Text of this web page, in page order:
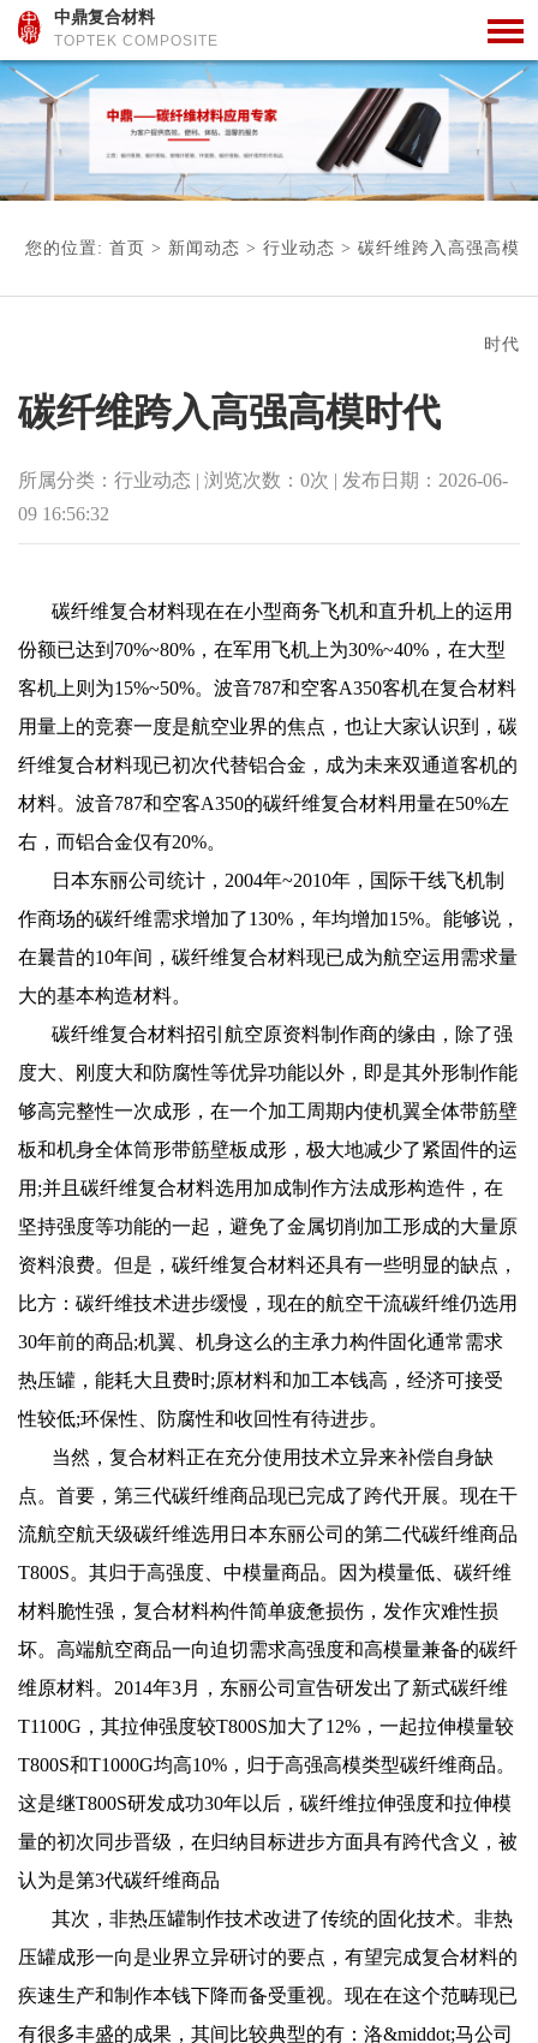
中鼎复合材料
TOPTEK COMPOSITE
您的位置: 首页 > 新闻动态 > 行业动态 > 碳纤维跨入高强高模
时代
碳纤维跨入高强高模时代
所属分类： 行业动态 | 浏览次数： 0次 | 发布日期： 2026-06-
09 16:56:32
碳纤维复合材料现在在小型商务飞机和直升机上的运用
份额已达到70%~80%，在军用飞机上为30%~40%，在大型
客机上则为15%~50%。波音787和空客A350客机在复合材料
用量上的竞赛一度是航空业界的焦点，也让大家认识到，碳
纤维复合材料现已初次代替铝合金，成为未来双通道客机的
材料。波音787和空客A350的碳纤维复合材料用量在50%左
右，而铝合金仅有20%。
日本东丽公司统计，2004年~2010年，国际干线飞机制
作商场的碳纤维需求增加了130%，年均增加15%。能够说，
在曩昔的10年间，碳纤维复合材料现已成为航空运用需求量
大的基本构造材料。
碳纤维复合材料招引航空原资料制作商的缘由，除了强
度大、刚度大和防腐性等优异功能以外，即是其外形制作能
够高完整性一次成形，在一个加工周期内使机翼全体带筋壁
板和机身全体筒形带筋壁板成形，极大地减少了紧固件的运
用;并且碳纤维复合材料选用加成制作方法成形构造件，在
坚持强度等功能的一起，避免了金属切削加工形成的大量原
资料浪费。但是，碳纤维复合材料还具有一些明显的缺点，
比方：碳纤维技术进步缓慢，现在的航空干流碳纤维仍选用
30年前的商品;机翼、机身这么的主承力构件固化通常需求
热压罐，能耗大且费时;原材料和加工本钱高，经济可接受
性较低;环保性、防腐性和收回性有待进步。
当然，复合材料正在充分使用技术立异来补偿自身缺
点。首要，第三代碳纤维商品现已完成了跨代开展。现在干
流航空航天级碳纤维选用日本东丽公司的第二代碳纤维商品
T800S。其归于高强度、中模量商品。因为模量低、碳纤维
材料脆性强，复合材料构件简单疲惫损伤，发作灾难性损
坏。高端航空商品一向迫切需求高强度和高模量兼备的碳纤
维原材料。2014年3月，东丽公司宣告研发出了新式碳纤维
T1100G，其拉伸强度较T800S加大了12%，一起拉伸模量较
T800S和T1000G均高10%，归于高强高模类型碳纤维商品。
这是继T800S研发成功30年以后，碳纤维拉伸强度和拉伸模
量的初次同步晋级，在归纳目标进步方面具有跨代含义，被
认为是第3代碳纤维商品
其次，非热压罐制作技术改进了传统的固化技术。非热
压罐成形一向是业界立异研讨的要点，有望完成复合材料的
疾速生产和制作本钱下降而备受重视。现在在这个范畴现已
有很多丰盛的成果，其间比较典型的有：洛&middot;马公司